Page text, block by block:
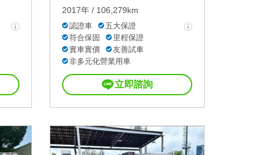
2017年 / 106,279km
認證車
五大保證
符合保固
里程保證
實車實價
友善試車
非多元化營業用車
立即諮詢